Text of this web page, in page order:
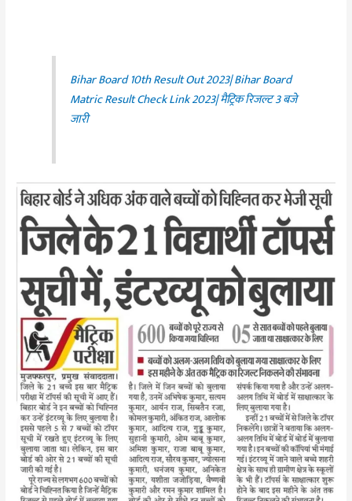
Bihar Board 10th Result Out 2023| Bihar Board
Matric Result Check Link 2023| मैट्रिक रिजल्ट 3 बजे
जारी